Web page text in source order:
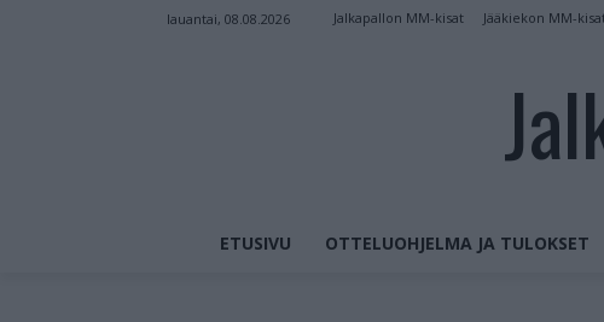
lauantai, 08.08.2026 Jalkapallon MM-kisat Jääkiekon MM-
ETUSIVU OTTELUOHJELMA JA TULOKSET